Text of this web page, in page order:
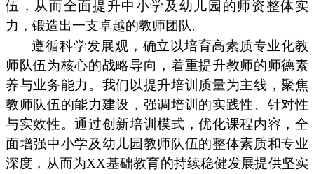
伍，从而全面提升中小学及幼儿园的师资整体实
力，锻造出一支卓越的教师团队。
遵循科学发展观，确立以培育高素质专业化教
师队伍为核心的战略导向，着重提升教师的师德素
养与业务能力。我们以提升培训质量为主线，聚焦
教师队伍的能力建设，强调培训的实践性、针对性
与实效性。通过创新培训模式，优化课程内容，全
面增强中小学及幼儿园教师队伍的整体素质和专业
深度，从而为XX基础教育的持续稳健发展提供坚实